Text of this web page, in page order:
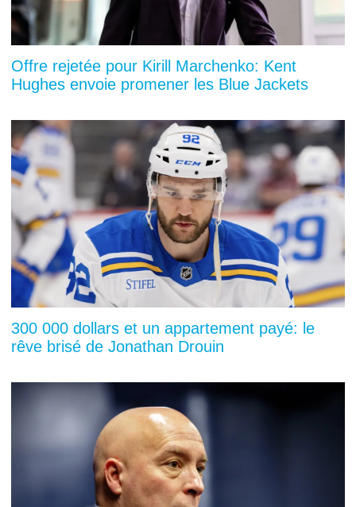
Offre rejetée pour Kirill Marchenko: Kent
Hughes envoie promener les Blue Jackets
300 000 dollars et un appartement payé: le
rêve brisé de Jonathan Drouin